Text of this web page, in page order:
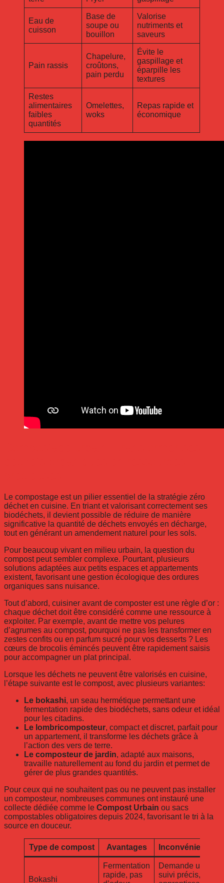
Eau de
cuisson
Base de
soupe ou
bouillon
Valorise
nutriments et
saveurs
Pain rassis
Chapelure,
croûtons,
pain perdu
Évite le
gaspillage et
éparpille les
textures
Restes
alimentaires
faibles
quantités
Omelettes,
woks
Repas rapide et
économique
Le compostage est un pilier essentiel de la stratégie zéro
déchet en cuisine. En triant et valorisant correctement ses
biodéchets, il devient possible de réduire de manière
significative la quantité de déchets envoyés en décharge,
tout en générant un amendement naturel pour les sols.
Pour beaucoup vivant en milieu urbain, la question du
compost peut sembler complexe. Pourtant, plusieurs
solutions adaptées aux petits espaces et appartements
existent, favorisant une gestion écologique des ordures
organiques sans nuisance.
Tout d’abord, cuisiner avant de composter est une règle d’or :
chaque déchet doit être considéré comme une ressource à
exploiter. Par exemple, avant de mettre vos pelures
d’agrumes au compost, pourquoi ne pas les transformer en
zestes confits ou en parfum sucré pour vos desserts ? Les
cœurs de brocolis émincés peuvent être rapidement saisis
pour accompagner un plat principal.
Lorsque les déchets ne peuvent être valorisés en cuisine,
l’étape suivante est le compost, avec plusieurs variantes:
Le bokashi, un seau hermétique permettant une
fermentation rapide des biodéchets, sans odeur et idéal
pour les citadins.
Le lombricomposteur, compact et discret, parfait pour
un appartement, il transforme les déchets grâce à
l’action des vers de terre.
Le composteur de jardin, adapté aux maisons,
travaille naturellement au fond du jardin et permet de
gérer de plus grandes quantités.
Pour ceux qui ne souhaitent pas ou ne peuvent pas installer
un composteur, nombreuses communes ont instauré une
collecte dédiée comme le Compost Urbain ou sacs
compostables obligatoires depuis 2024, favorisant le tri à la
source en douceur.
Type de compost Avantages Inconvénients
Bokashi
Fermentation
rapide, pas
Demande un
suivi précis,